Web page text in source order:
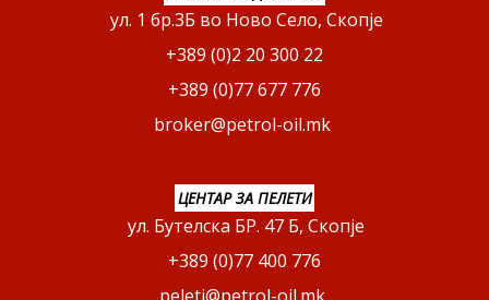
ул. 1 бр.3Б во Ново Село, Скопје
+389 (0)2 20 300 22
+389 (0)77 677 776
broker@petrol-oil.mk
ЦЕНТАР ЗА ПЕЛЕТИ
ул. Бутелска БР. 47 Б, Скопје
+389 (0)77 400 776